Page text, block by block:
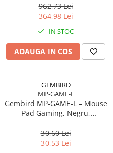
DPI
962,73 Lei
364,98 Lei
IN STOC
ADAUGA IN COS
GEMBIRD
MP-GAME-L
Gembird MP‑GAME‑L – Mouse
Pad Gaming, Negru,
Anti‑Slip
30,60 Lei
30,53 Lei